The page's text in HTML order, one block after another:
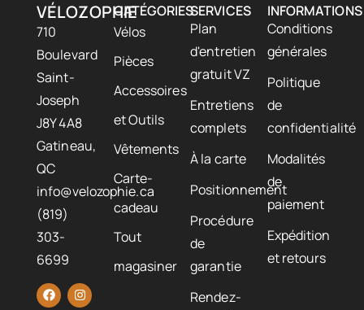
VÉLOZOPHIE
710
Boulevard
Saint-
Joseph
J8Y 4A8
Gatineau,
QC
info@velozophie.ca
(819)
303-
6699
CATÉGORIES
Vélos
Pièces
Accessoires
et Outils
Vêtements
Carte-
cadeau
Tout
magasiner
SERVICES
Plan
d'entretien
gratuit VZ
Entretiens
complets
À la carte
Positionnement
Procédure
de
garantie
Rendez-
INFORMATIONS
Conditions
générales
Politique
de
confidentialité
Modalités
de
paiement
Expédition
et retours